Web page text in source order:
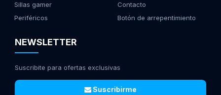
Sillas gamer
Periféricos
Contacto
Botón de arrepentimiento
NEWSLETTER
Suscribite para ofertas exclusivas
Suscribirme